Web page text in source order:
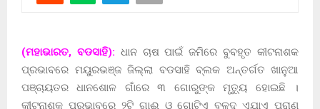
(ମହାଭାରତ, ବଡସାହି): ଧାନ ଚାଷ ପାଇଁ ଜମିରେ ବୁବହୃତ କୀଟନାଶକ
ପ୍ରଭାବରେ ମୟୁରଭଞ୍ଜ ଜିଲ୍ଲା ବଡସାହି ବ୍ଲକ ଅନ୍ତର୍ଗତ ଖାନୁଆ
ପଞ୍ଚାୟତର ଧାନଶୋଳ ଗାଁରେ ୩ ଗୋରୁଙ୍କ ମୃତ୍ୟୁ ହୋଇଛି ।
କୀଟନାଶକ ପ୍ରଭାବରେ ୨ଟି ଗାଈ ଓ ଗୋଟିଏ ବଳଦ ଏଯାଏ ପ୍ରାଣ